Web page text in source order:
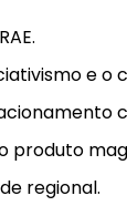
e o
produto
regional.